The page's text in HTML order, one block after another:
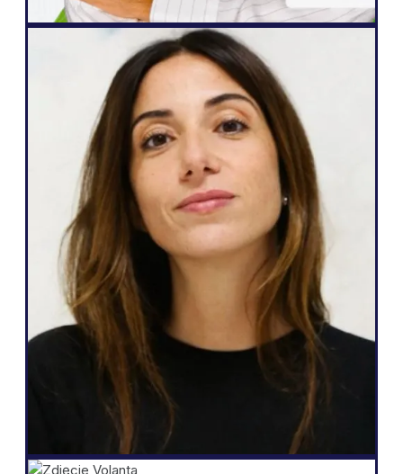
Agencja internetowa
Weglot jest świetny, ponieważ odpowiada
moim potrzebom i temu, co mogę
obiecać moim klientom: łatwy sposób na
wielojęzyczność, całkowitą autonomię
nad ich stroną internetową, generowanie
większej liczby potencjalnych klientów i
możliwość zrobienia tego wszystkiego za
pomocą zaledwie kilku kliknięć".
Salomé Amar
Założyciel